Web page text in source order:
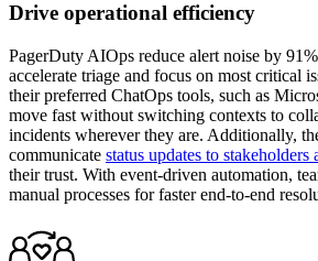
Drive operational efficiency
PagerDuty AIOps reduce alert noise by
accelerate triage and focus on most critical
their preferred ChatOps tools, such as
move fast without switching contexts to
incidents wherever they are. Additionally,
communicate status updates to stakeholders
their trust. With event-driven automation,
manual processes for faster end-to-end